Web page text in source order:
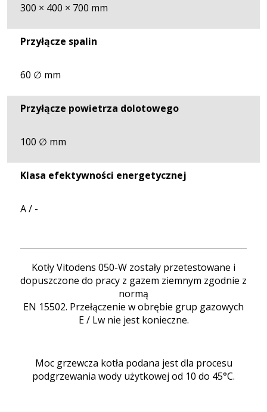
300 × 400 × 700 mm
Przyłącze spalin
60 ∅ mm
Przyłącze powietrza dolotowego
100 ∅ mm
Klasa efektywności energetycznej
A / -
Kotły Vitodens 050-W zostały przetestowane i
dopuszczone do pracy z gazem ziemnym zgodnie z
normą
EN 15502. Przełączenie w obrębie grup gazowych
E / Lw nie jest konieczne.
Moc grzewcza kotła podana jest dla procesu
podgrzewania wody użytkowej od 10 do 45°C.